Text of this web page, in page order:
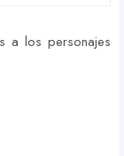
a los personajes